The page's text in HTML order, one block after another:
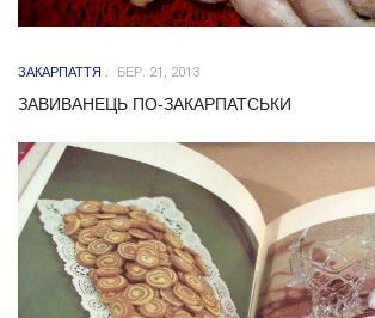
ЗАКАРПАТТЯ БЕР. 21, 2013
ЗАВИВАНЕЦЬ ПО-ЗАКАРПАТСЬКИ